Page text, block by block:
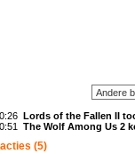
Lords of the Fallen II
The Wolf Among Us 2
(5)